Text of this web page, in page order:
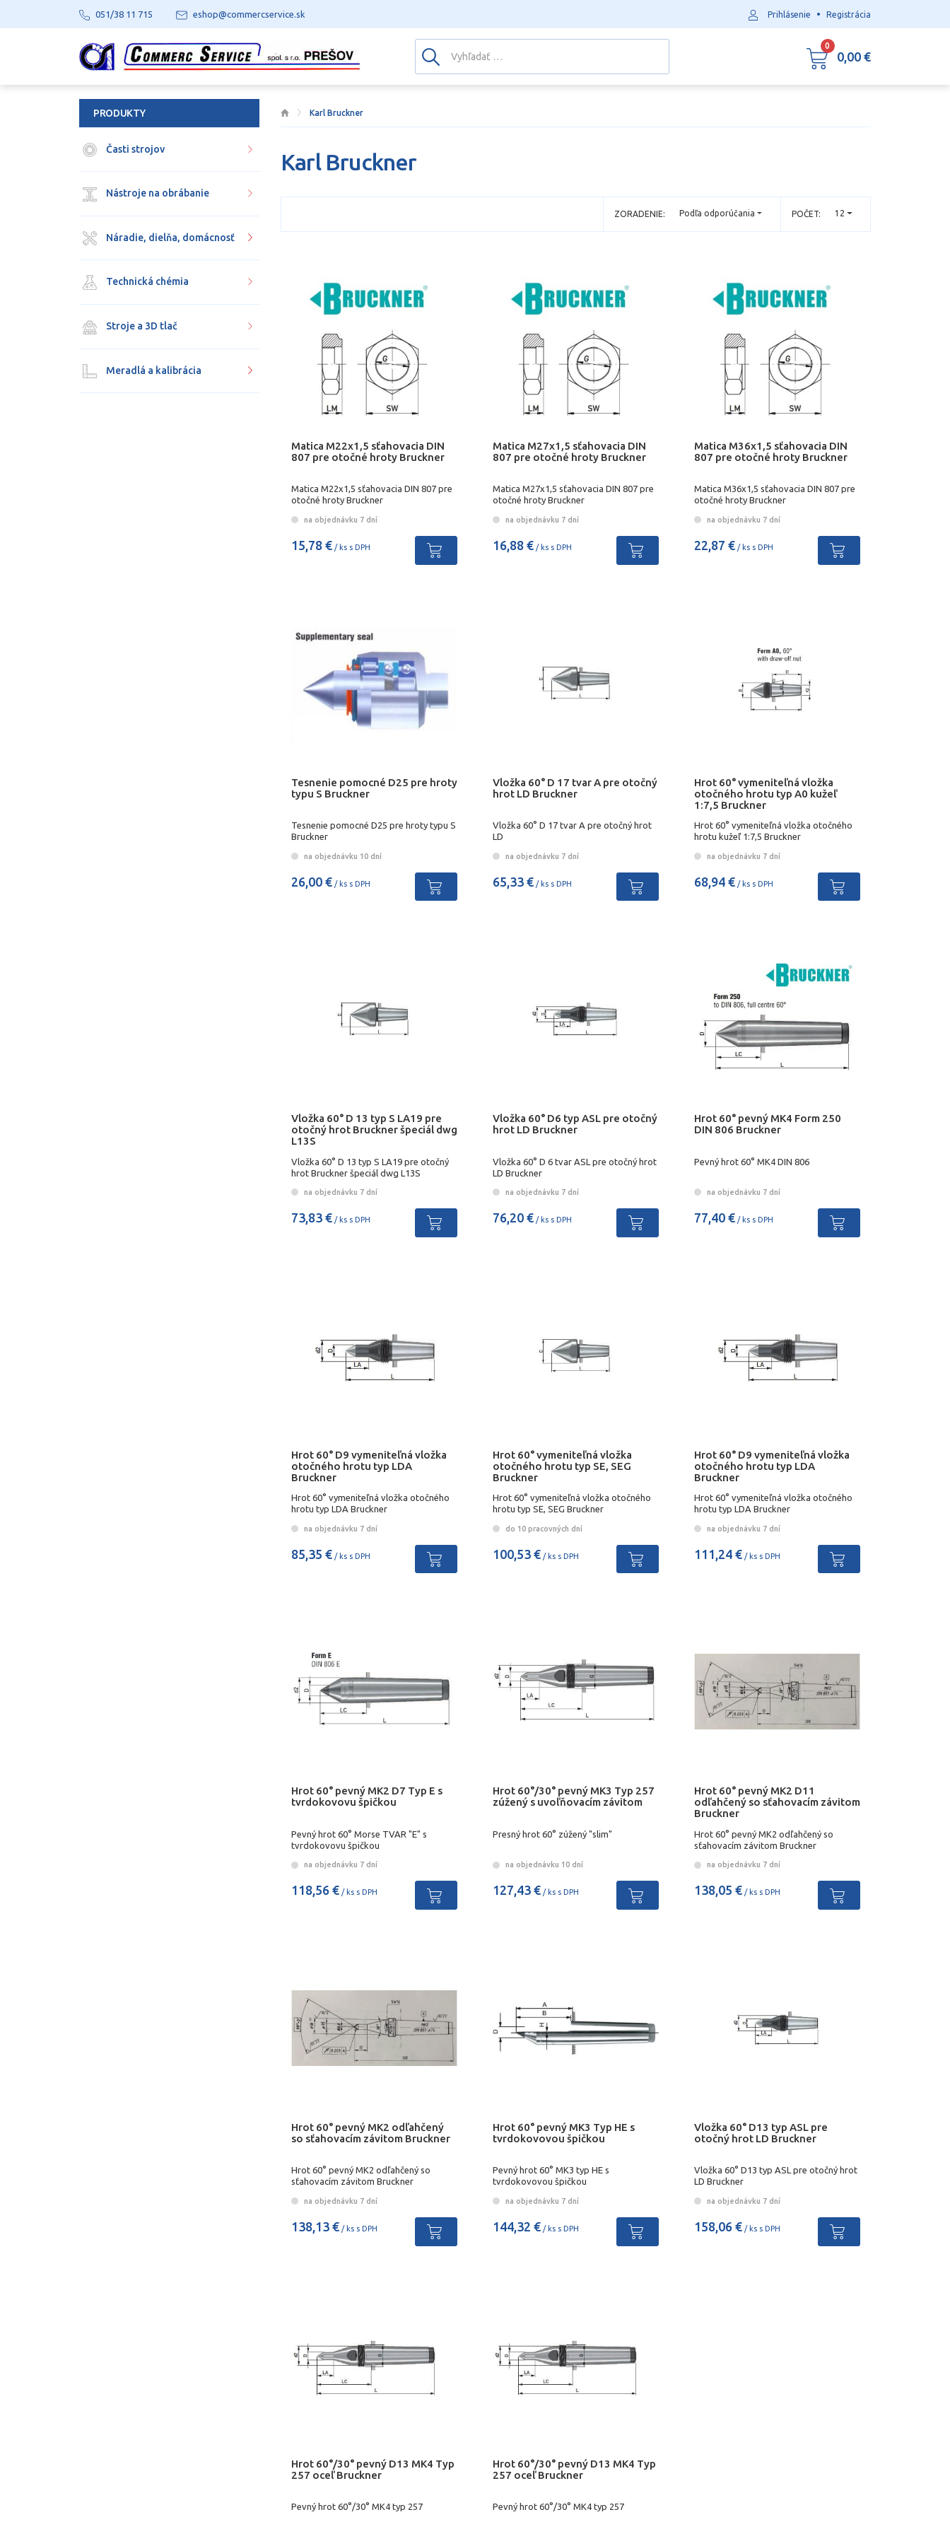
Karl Bruckner
Karl Bruckner
POČET: 12
ZORADENIE: Podľa odporúčania
Matica M22x1,5 sťahovacia DIN
807 pre otočné hroty Bruckner
Matica M22x1,5 sťahovacia DIN 807 pre
otočné hroty Bruckner
na objednávku 7 dní
15,78 € / ks s DPH
Matica M27x1,5 sťahovacia DIN
807 pre otočné hroty Bruckner
Matica M27x1,5 sťahovacia DIN 807 pre
otočné hroty Bruckner
na objednávku 7 dní
16,88 €/ ks s DPH
Matica M36x1,5 sťahovacia DIN
807 pre otočné hroty Bruckner
Matica M36x1,5 sťahovacia DIN 807 pre
otočné hroty Bruckner
na objednávku 7 dní
22,87 €/ ks s DPH
Tesnenie pomocné D25 pre hroty
typu S Bruckner
Tesnenie pomocné D25 pre hroty typu S
Bruckner
na objednávku 10 dní
26,00 € / ks s DPH
Vložka 60° D 17 tvar A pre otočný
hrot LD Bruckner
Vložka 60° D 17 tvar A pre otočný hrot
LD
na objednávku 7 dní
65,33 €/ ks s DPH
Hrot 60° vymeniteľná vložka
otočného hrotu typ A0 kužeľ
1:7,5 Bruckner
Hrot 60° vymeniteľná vložka otočného
hrotu kužeľ 1:7,5 Bruckner
na objednávku 7 dní
68,94 €/ ks s DPH
Vložka 60° D 13 typ S LA19 pre
otočný hrot Bruckner špeciál dwg
L13S
Vložka 60° D 13 typ S LA19 pre otočný
hrot Bruckner špeciál dwg L13S
na objednávku 7 dní
73,83 € / ks s DPH
Vložka 60° D6 typ ASL pre otočný
hrot LD Bruckner
Vložka 60° D 6 tvar ASL pre otočný hrot
LD Bruckner
na objednávku 7 dní
76,20 €/ ks s DPH
Hrot 60° pevný MK4 Form 250
DIN 806 Bruckner
Pevný hrot 60° MK4 DIN 806
na objednávku 7 dní
77,40 €/ ks s DPH
Hrot 60° D9 vymeniteľná vložka
otočného hrotu typ LDA
Bruckner
Hrot 60° vymeniteľná vložka otočného
hrotu typ LDA Bruckner
na objednávku 7 dní
85,35 € / ks s DPH
Hrot 60° vymeniteľná vložka
otočného hrotu typ SE, SEG
Bruckner
Hrot 60° vymeniteľná vložka otočného
hrotu typ SE, SEG Bruckner
do 10 pracovných dní
100,53 €/ ks s DPH
Hrot 60° D9 vymeniteľná vložka
otočného hrotu typ LDA
Bruckner
Hrot 60° vymeniteľná vložka otočného
hrotu typ LDA Bruckner
na objednávku 7 dní
111,24 €/ ks s DPH
Hrot 60° pevný MK2 D7 Typ E s
tvrdokovovu špičkou
Pevný hrot 60° Morse TVAR "E" s
tvrdokovovu špičkou
na objednávku 7 dní
118,56 € / ks s DPH
Hrot 60°/30° pevný MK3 Typ 257
zúžený s uvoľňovacím závitom
Presný hrot 60° zúžený "slim"
na objednávku 10 dní
127,43 €/ ks s DPH
Hrot 60° pevný MK2 D11
odľahčený so sťahovacím závitom
Bruckner
Hrot 60° pevný MK2 odľahčený so
sťahovacím závitom Bruckner
na objednávku 7 dní
138,05 €/ ks s DPH
Hrot 60° pevný MK2 odľahčený
so sťahovacím závitom Bruckner
Hrot 60° pevný MK2 odľahčený so
sťahovacím závitom Bruckner
na objednávku 7 dní
138,13 € / ks s DPH
Hrot 60° pevný MK3 Typ HE s
tvrdokovovou špičkou
Pevný hrot 60° MK3 typ HE s
tvrdokovovou špičkou
na objednávku 7 dní
144,32 €/ ks s DPH
Vložka 60° D13 typ ASL pre
otočný hrot LD Bruckner
Vložka 60° D13 typ ASL pre otočný hrot
LD Bruckner
na objednávku 7 dní
158,06 €/ ks s DPH
Hrot 60°/30° pevný D13 MK4 Typ
257 oceľ Bruckner
Pevný hrot 60°/30° MK4 typ 257
Hrot 60°/30° pevný D13 MK4 Typ
257 oceľ Bruckner
Pevný hrot 60°/30° MK4 typ 257
PRODUKTY
Časti strojov
Nástroje na obrábanie
Náradie, dielňa, domácnosť
Technická chémia
Stroje a 3D tlač
Meradlá a kalibrácia
051/38 11 715 eshop@commercservice.sk Prihlásenie • Registrácia
0
0,00 €